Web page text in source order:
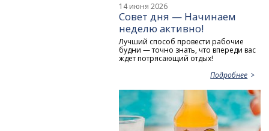
14 июня 2026
Совет дня — Начинаем
неделю активно!
Лучший способ провести рабочие
будни — точно знать, что впереди вас
ждет потрясающий отдых!
Подробнее